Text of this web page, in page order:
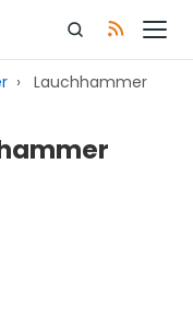
› Lauchhammer